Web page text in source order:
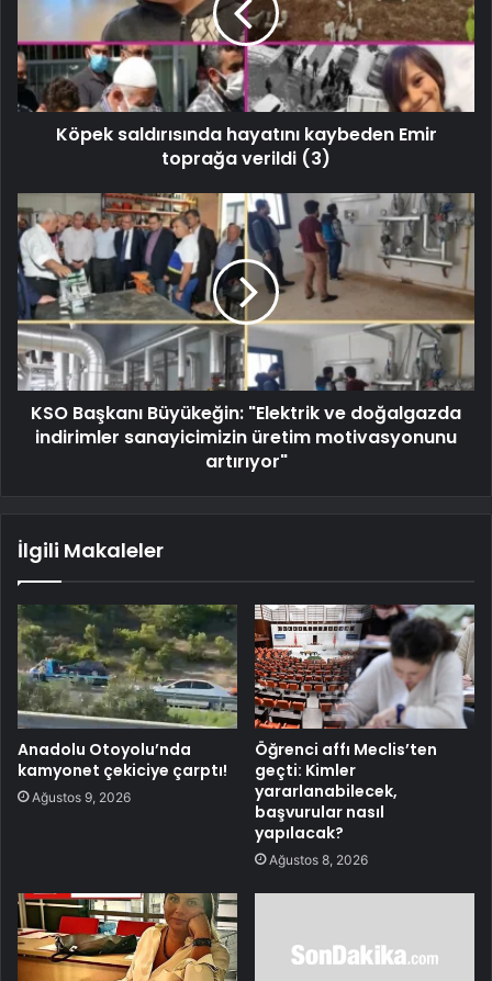
Köpek saldırısında hayatını kaybeden Emir
toprağa verildi (3)
KSO Başkanı Büyükeğin: "Elektrik ve doğalgazda
indirimler sanayicimizin üretim motivasyonunu
artırıyor"
İlgili Makaleler
Anadolu Otoyolu’nda
kamyonet çekiciye çarptı!
Ağustos 9, 2026
Öğrenci affı Meclis’ten
geçti: Kimler
yararlanabilecek,
başvurular nasıl
yapılacak?
Ağustos 8, 2026